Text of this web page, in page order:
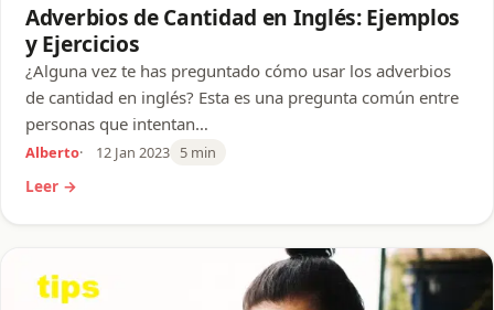
Adverbios de Cantidad en Inglés: Ejemplos
y Ejercicios
¿Alguna vez te has preguntado cómo usar los adverbios
de cantidad en inglés? Esta es una pregunta común entre
personas que intentan…
Alberto 12 Jan 2023 5 min
Leer →